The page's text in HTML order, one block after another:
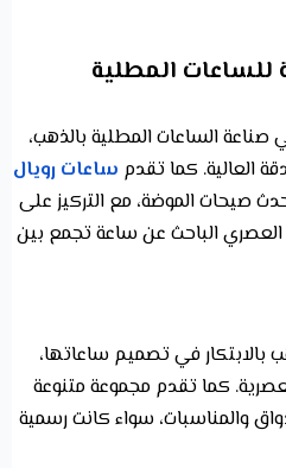
للساعات المطلية
صناعة الساعات المطلية بالذهب،
العالية. كما تقدم ساعات رويال
صيحات الموضة، مع التركيز على
العصري الباحث عن ساعة تجمع بين
بالابتكار في تصميم ساعاتها،
كما تقدم مجموعة متنوعة
والمناسبات، سواء كانت رسمية